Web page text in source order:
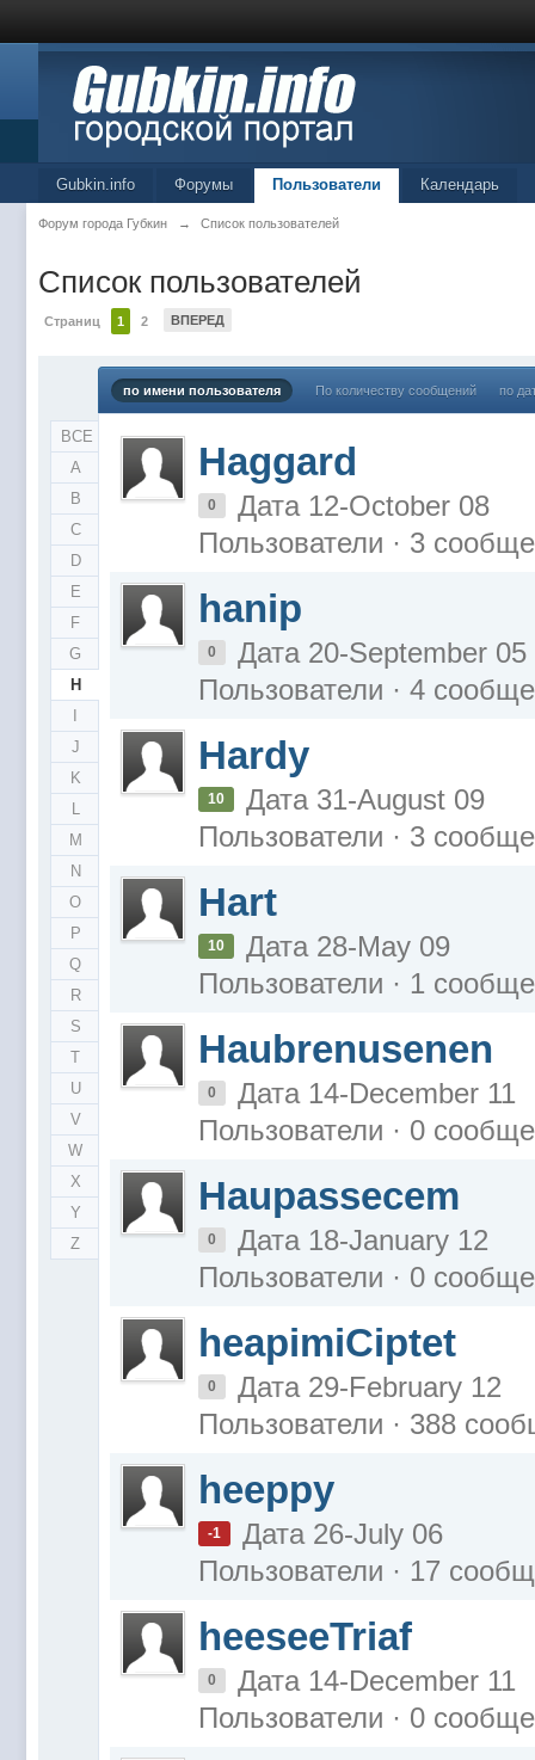
Gubkin.info Форумы Пользователи Календарь
Форум города Губкин → Список пользователей
Список пользователей
Страниц 1 2 ВПЕРЕД
ВСЕ
A
B
C
D
E
F
G
H
J
K
L
M
N
O
P
Q
R
S
T
U
V
W
X
Y
Z
по имени пользователя По количеству сообщений по
Haggard
0
Дата 12-October 08
Пользователи · 3
hanip
0
Дата 20-September 05
Пользователи · 4
Hardy
10
Дата 31-August 09
Пользователи · 3
Hart
10
Дата 28-May 09
Пользователи · 1
Haubrenusenen
0
Дата 14-December 11
Пользователи · 0
Haupassecem
0
Дата 18-January 12
Пользователи · 0
heapimiCiptet
0
Дата 29-February 12
Пользователи · 388
heeppy
-1
Дата 26-July 06
Пользователи · 17
heeseeTriaf
0
Дата 14-December 11
Пользователи · 0